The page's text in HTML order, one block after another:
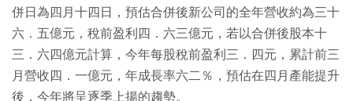
併日為四月十四日，預估合併後新公司的全年營收約為三十
六．五億元，稅前盈利四．六三億元，若以合併後股本十
三．六四億元計算，今年每股稅前盈利三．四元，累計前三
月營收四．一億元，年成長率六二％，預估在四月產能提升
後，今年將呈逐季上揚的趨勢。